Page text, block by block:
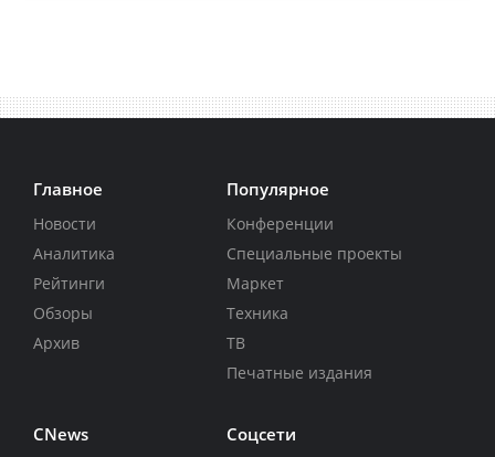
Главное
Новости
Аналитика
Рейтинги
Обзоры
Архив
Популярное
Конференции
Специальные проекты
Маркет
Техника
ТВ
Печатные издания
CNews Соцсети